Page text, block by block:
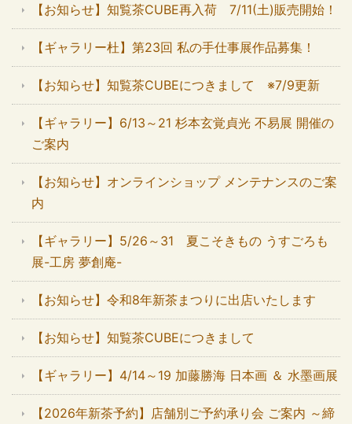
【お知らせ】知覧茶CUBE再入荷 7/11(土)販売開始！
【ギャラリー杜】第23回 私の手仕事展作品募集！
【お知らせ】知覧茶CUBEにつきまして ※7/9更新
【ギャラリー】6/13～21 杉本玄覚貞光 不易展 開催の
ご案内
【お知らせ】オンラインショップ メンテナンスのご案
内
【ギャラリー】5/26～31 夏こそきもの うすごろも
展-工房 夢創庵-
【お知らせ】令和8年新茶まつりに出店いたします
【お知らせ】知覧茶CUBEにつきまして
【ギャラリー】4/14～19 加藤勝海 日本画 ＆ 水墨画展
【2026年新茶予約】店舗別ご予約承り会 ご案内 ～締